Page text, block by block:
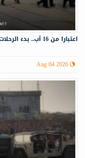
اعتبارا من 16 آب.. بدء الرحلات الجوية بين دمشق وموسكو
Aug 04 2026